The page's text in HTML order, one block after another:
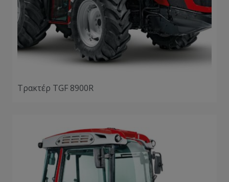
Τρακτέρ TGF 8900R